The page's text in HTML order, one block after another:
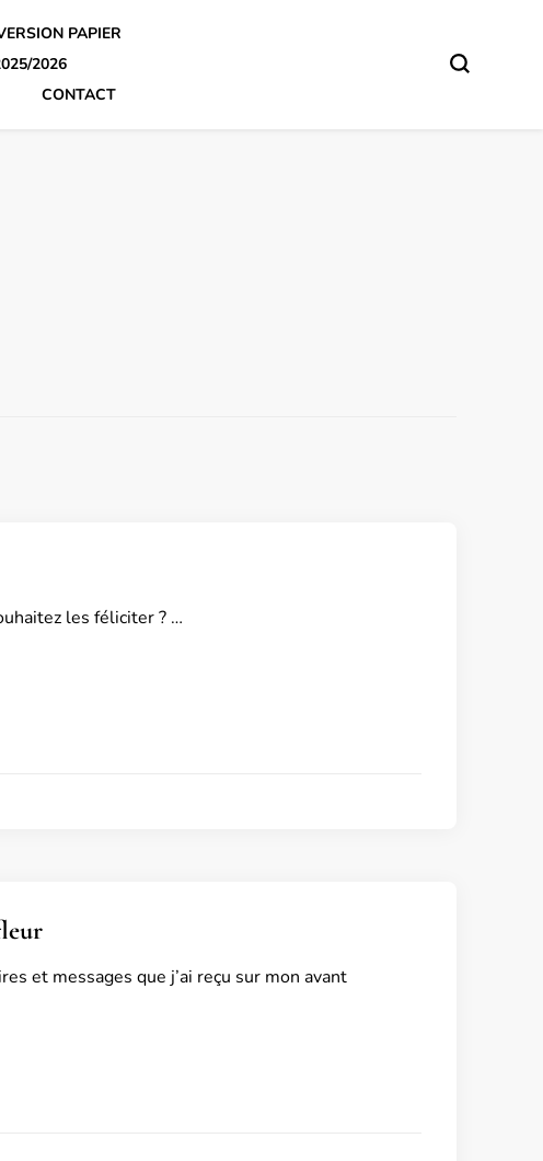
PAPIER
2026
CONTACT
les féliciter ? …
et messages que j’ai reçu sur mon avant